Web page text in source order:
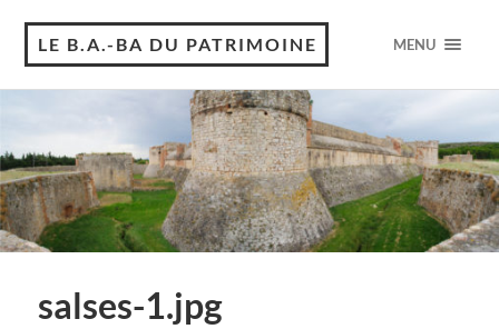
LE B.A.-BA DU PATRIMOINE MENU
salses-1.jpg